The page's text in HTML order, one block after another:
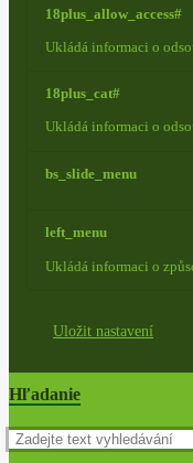
18plus_allow_access#
Ukládá informaci o
18plus_cat#
Ukládá informaci o
bs_slide_menu
left_menu
Ukládá informaci o
Uložit nastavení
Hľadanie